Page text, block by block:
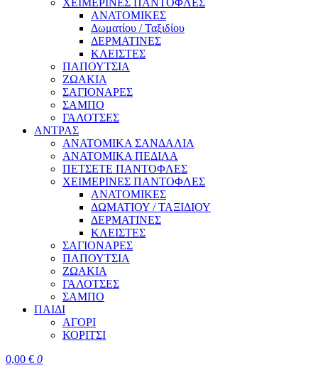
ΧΕΙΜΕΡΙΝΕΣ ΠΑΝΤΟΦΛΕΣ
ΑΝΑΤΟΜΙΚΕΣ
Δωματίου / Ταξιδίου
ΔΕΡΜΑΤΙΝΕΣ
ΚΛΕΙΣΤΕΣ
ΠΑΠΟΥΤΣΙΑ
ΖΩΑΚΙΑ
ΣΑΓΙΟΝΑΡΕΣ
ΣΑΜΠΟ
ΓΑΛΟΤΣΕΣ
ΑΝΤΡΑΣ
ΑΝΑΤΟΜΙΚΑ ΣΑΝΔΑΛΙΑ
ΑΝΑΤΟΜΙΚΑ ΠΕΔΙΛΑ
ΠΕΤΣΕΤΕ ΠΑΝΤΟΦΛΕΣ
ΧΕΙΜΕΡΙΝΕΣ ΠΑΝΤΟΦΛΕΣ
ΑΝΑΤΟΜΙΚΕΣ
ΔΩΜΑΤΙΟΥ / ΤΑΞΙΔΙΟΥ
ΔΕΡΜΑΤΙΝΕΣ
ΚΛΕΙΣΤΕΣ
ΣΑΓΙΟΝΑΡΕΣ
ΠΑΠΟΥΤΣΙΑ
ΖΩΑΚΙΑ
ΓΑΛΟΤΣΕΣ
ΣΑΜΠΟ
ΠΑΙΔΙ
ΑΓΟΡΙ
ΚΟΡΙΤΣΙ
0,00 € 0